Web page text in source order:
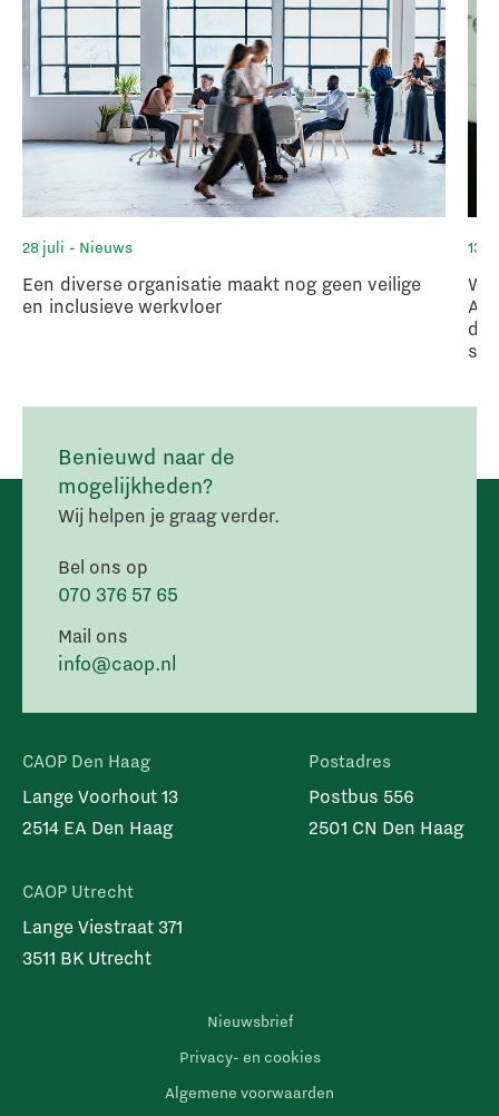
28 juli - Nieuws
Een diverse organisatie maakt nog geen veilige
en inclusieve werkvloer
13
Benieuwd naar de
mogelijkheden?
Wij helpen je graag verder.
Bel ons op
070 376 57 65
Mail ons
info@caop.nl
CAOP Den Haag
Lange Voorhout 13
2514 EA Den Haag
CAOP Utrecht
Lange Viestraat 371
3511 BK Utrecht
Postadres
Postbus 556
2501 CN Den Haag
Nieuwsbrief
Privacy- en cookies
Algemene voorwaarden